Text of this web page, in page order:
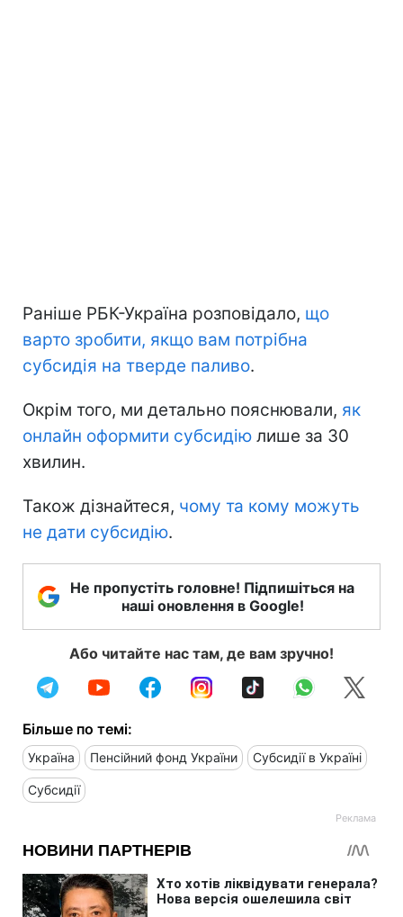
Раніше РБК-Україна розповідало, що
варто зробити, якщо вам потрібна
субсидія на тверде паливо.
Окрім того, ми детально пояснювали, як
онлайн оформити субсидію лише за 30
хвилин.
Також дізнайтеся, чому та кому можуть
не дати субсидію.
Не пропустіть головне! Підпишіться на
наші оновлення в Google!
Або читайте нас там, де вам зручно!
Більше по темі:
Україна Пенсійний фонд України Субсидії в Україні
Субсидії